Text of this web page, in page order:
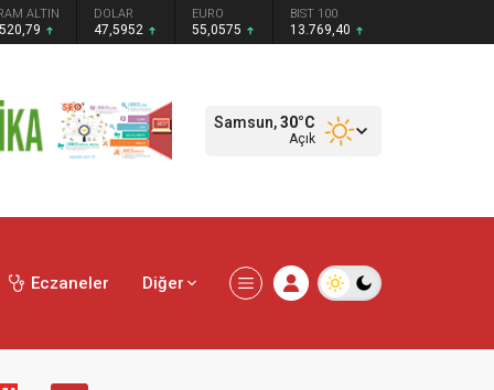
ALTIN DOLAR
47,5952
EURO
55,0575
BIST 100
13.769,40
Samsun,30°C
Açık
Eczaneler Diğer